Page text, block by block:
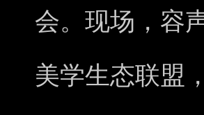
会。现场，容
美学生态联盟